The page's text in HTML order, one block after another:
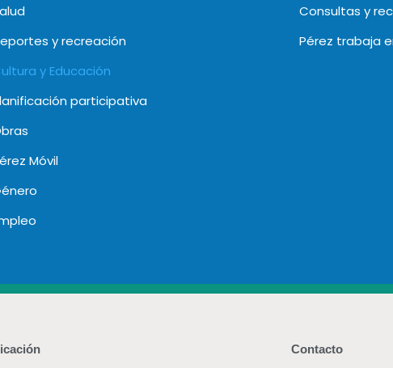
y recreación
y Educación
participativa
Móvil
Consultas y
Pérez trabaja
Contacto